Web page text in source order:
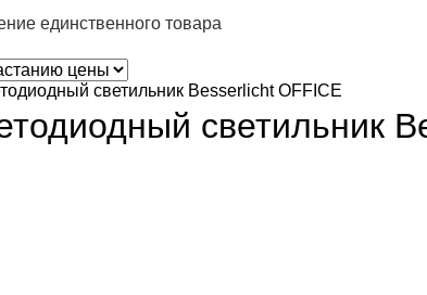
единственного товара
светильник